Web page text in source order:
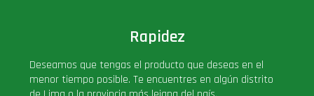
PLUS!
Rapidez
Deseamos que tengas el producto que deseas en el
menor tiempo posible. Te encuentres en algún distrito